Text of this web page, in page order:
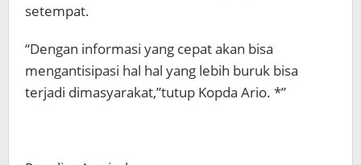
setempat.
“Dengan informasi yang cepat akan bisa
mengantisipasi hal hal yang lebih buruk bisa
terjadi dimasyarakat,”tutup Kopda Ario. *”